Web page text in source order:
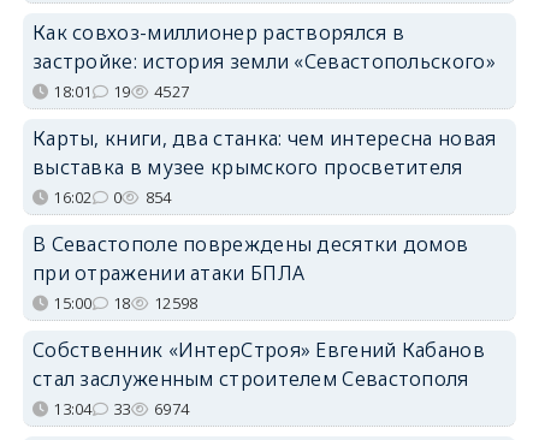
Как совхоз-миллионер растворялся в
застройке: история земли «Севастопольского»
18:01 19 4527
Карты, книги, два станка: чем интересна новая
выставка в музее крымского просветителя
16:02 0 854
В Севастополе повреждены десятки домов
при отражении атаки БПЛА
15:00 18 12598
Собственник «ИнтерСтроя» Евгений Кабанов
стал заслуженным строителем Севастополя
13:04 33 6974